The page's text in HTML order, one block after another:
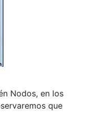
Nodos, en los
que